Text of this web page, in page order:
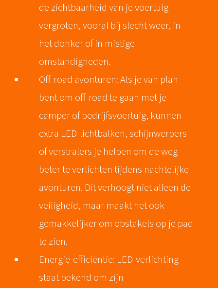
de zichtbaarheid van je voertuig
vergroten, vooral bij slecht weer, in
het donker of in mistige
omstandigheden.
Off-road avonturen: Als je van plan
bent om off-road te gaan met je
camper of bedrijfsvoertuig, kunnen
extra LED-lichtbalken, schijnwerpers
of verstralers je helpen om de weg
beter te verlichten tijdens nachtelijke
avonturen. Dit verhoogt niet alleen de
veiligheid, maar maakt het ook
gemakkelijker om obstakels op je pad
te zien.
Energie-efficiëntie: LED-verlichting
staat bekend om zijn